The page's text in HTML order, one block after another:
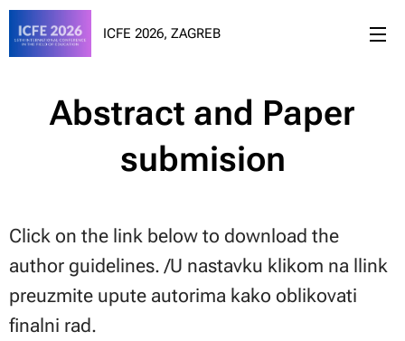
ICFE 2026, ZAGREB
Abstract and Paper
submision
Click on the link below to download the
author guidelines. /U nastavku klikom na llink
preuzmite upute autorima kako oblikovati
finalni rad.